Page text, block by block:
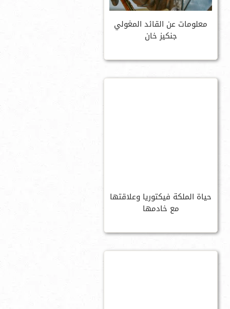
معلومات عن القائد المغولي
جنكيز خان
حياة الملكة فيكتوريا وعلاقتها
مع خادمها